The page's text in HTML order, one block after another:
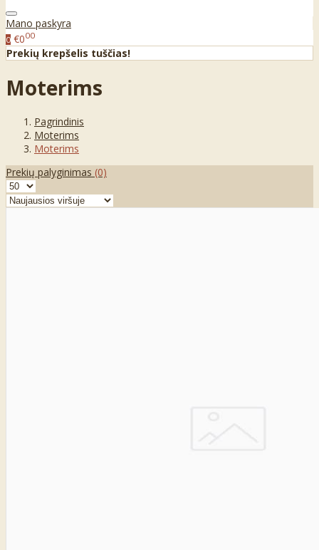
Mano paskyra
0 €000
Prekių krepšelis tuščias!
Moterims
Pagrindinis
Moterims
Moterims
Prekių palyginimas (0)